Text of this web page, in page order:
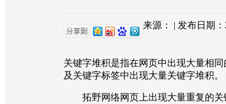
来源： | 发布日期：
关键字堆积是指在网页中出现大量相
及关键字标签中出现大量关键字堆积。
拓野网络网页上出现大量重复的关